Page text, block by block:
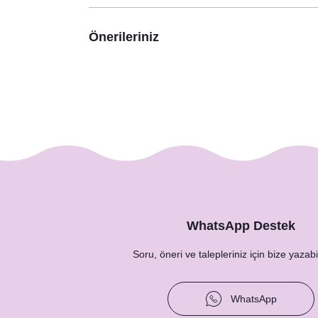
Önerileriniz
WhatsApp Destek
Soru, öneri ve talepleriniz için bize
WhatsApp